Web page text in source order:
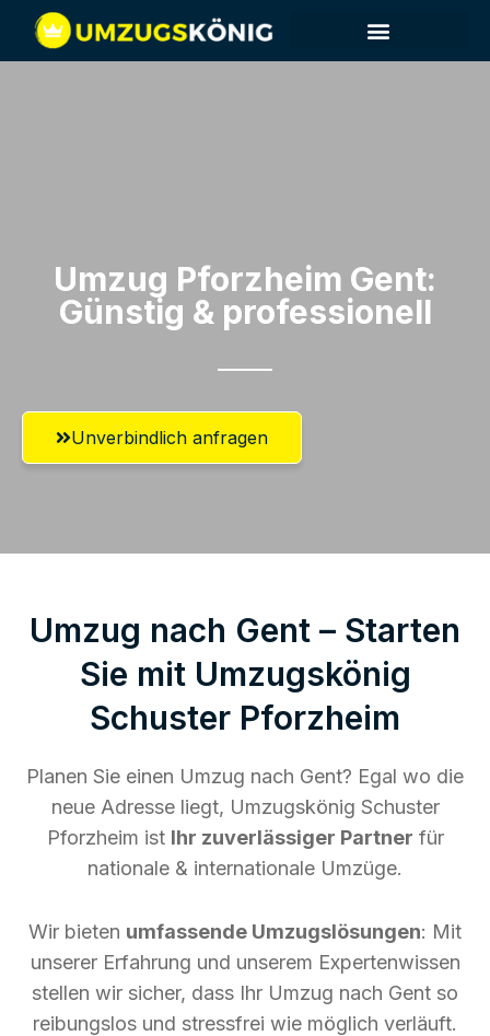
Umzug Pforzheim​ Gent:
Günstig & professionell​
Unverbindlich anfragen
Umzug nach Gent – Starten
Sie mit Umzugskönig
Schuster Pforzheim
Planen Sie einen Umzug nach Gent? Egal wo die
neue Adresse liegt, Umzugskönig Schuster
Pforzheim ist Ihr zuverlässiger Partner für
nationale & internationale Umzüge.
Wir bieten umfassende Umzugslösungen: Mit
unserer Erfahrung und unserem Expertenwissen
stellen wir sicher, dass Ihr Umzug nach Gent so
reibungslos und stressfrei wie möglich verläuft.